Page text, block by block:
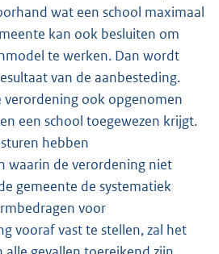
wat een school maximaal
kan ook besluiten om
te werken. Dan wordt
van de aanbesteding.
verordening ook opgenomen
een school toegewezen krijgt.
hebben
waarin de verordening niet
gemeente de systematiek
voor
vooraf vast te stellen, zal het